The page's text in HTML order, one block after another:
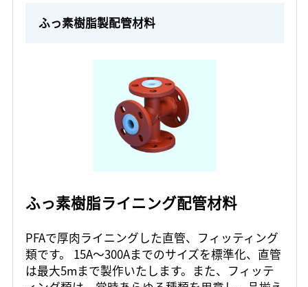
ふっ素樹脂製配管材料
ふっ素樹脂ライニング配管材料
PFAで厚肉ライニングした直管、フィッティング
類です。 15A～300Aまでのサイズを標準化、直管
は最大5mまで製作いたします。また、フィッテ